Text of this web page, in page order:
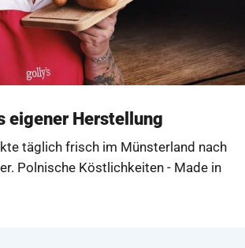
eigener Herstellung
täglich frisch im Münsterland nach
Polnische Köstlichkeiten - Made in